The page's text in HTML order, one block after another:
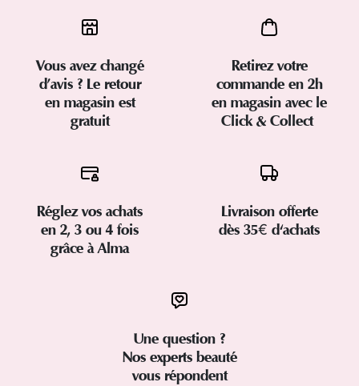
Vous avez changé
d’avis ? Le retour
en magasin est
gratuit
Retirez votre
commande en 2h
en magasin avec le
Click & Collect
Réglez vos achats
en 2, 3 ou 4 fois
grâce à Alma
Livraison offerte
dès 35€ d'achats
Une question ?
Nos experts beauté
vous répondent